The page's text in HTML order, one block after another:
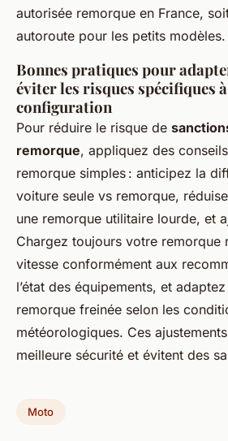
autorisée remorque en France,
autoroute pour les petits modèles.
Bonnes pratiques pour
éviter les risques spécifiques
configuration
Pour réduire le risque de
remorque, appliquez des
remorque simples : anticipez la
voiture seule vs remorque,
une remorque utilitaire lourde, et
Chargez toujours votre remorque
vitesse conformément aux
l’état des équipements, et
remorque freinée selon les
météorologiques. Ces
meilleure sécurité et évitent des
Moto